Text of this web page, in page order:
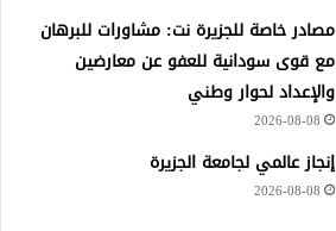
مصادر خاصة للجزيرة نت: مشاورات للبرهان
مع قوى سودانية للعفو عن معارضين
والإعداد لحوار وطني
2026-08-08
إنجاز عالمي لجامعة الجزيرة
2026-08-08